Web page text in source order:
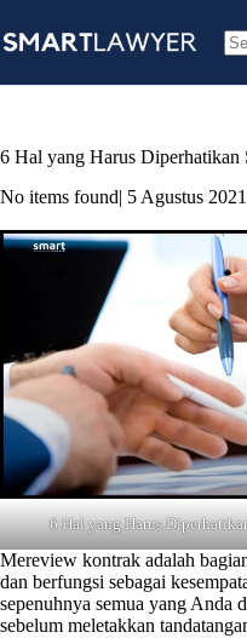
to
content
6 Hal yang Harus
No items found| 5 Agustus 2021
6 Hal yang Harus
Mereview kontrak adalah
dan berfungsi sebagai
sepenuhnya semua yang Anda
sebelum meletakkan